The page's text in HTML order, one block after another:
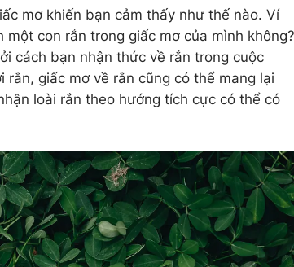
mơ khiến bạn cảm thấy như thế nào. Ví
con rắn trong giấc mơ của mình không?
cách bạn nhận thức về rắn trong cuộc
giấc mơ về rắn cũng có thể mang lại
loài rắn theo hướng tích cực có thể có